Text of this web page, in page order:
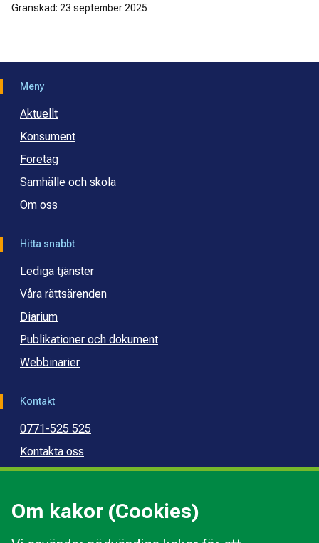
Om kakor (Cookies)
Granskad: 23 september 2025
Meny
Aktuellt
Konsument
Företag
Samhälle och skola
Om oss
Hitta snabbt
Lediga tjänster
Våra rättsärenden
Diarium
Publikationer och dokument
Webbinarier
Kontakt
0771-525 525
Kontakta oss
Press
Kommunal budget- och skuldrådgivning